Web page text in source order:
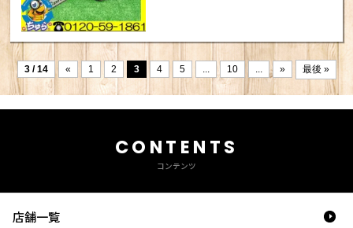
3 / 14 « 1 2 3 4 5 10 » 最後 »
CONTENTS
コンテンツ
店舗一覧